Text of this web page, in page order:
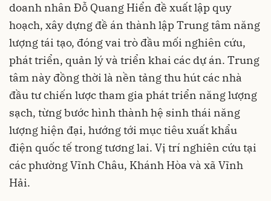
doanh nhân Đỗ Quang Hiển đề xuất lập quy
hoạch, xây dựng đề án thành lập Trung tâm năng
lượng tái tạo, đóng vai trò đầu mối nghiên cứu,
phát triển, quản lý và triển khai các dự án. Trung
tâm này đồng thời là nền tảng thu hút các nhà
đầu tư chiến lược tham gia phát triển năng lượng
sạch, từng bước hình thành hệ sinh thái năng
lượng hiện đại, hướng tới mục tiêu xuất khẩu
điện quốc tế trong tương lai. Vị trí nghiên cứu tại
các phường Vĩnh Châu, Khánh Hòa và xã Vĩnh
Hải.